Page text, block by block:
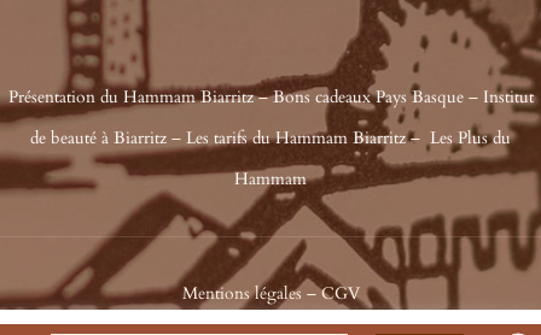
Présentation du Hammam Biarritz–Bons cadeaux Pays Basque– Institut
de beauté à Biarritz – Les tarifs du Hammam Biarritz– Les Plus du
Hammam
Mentions légales–CGV